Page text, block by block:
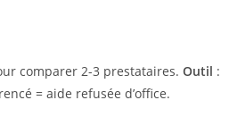
comparer 2-3 prestataires. Outil :
= aide refusée d’office.